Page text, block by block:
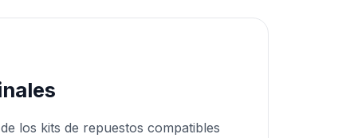
los kits de repuestos compatibles